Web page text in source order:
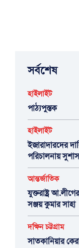
সর্বশেষ
হাইলাইট
পাঠ্যপুস্তক
হাইলাইট
ইজারাদারদের
পরিচালনায়
আন্তর্জাতিক
যুক্তরাষ্ট্র
সঞ্জয় কুমার সাহা
দক্ষিন চট্টগ্রাম
সাতকানিয়ার